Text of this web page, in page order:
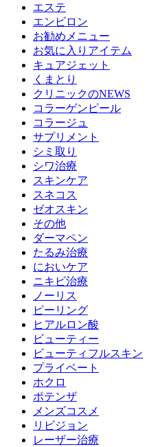
エステ
エンビロン
お勧めメニュー
お気に入りアイテム
キュアジェット
くまとり
クリニックのNEWS
コラーゲンピール
コラージュ
サプリメント
シミ取り
シワ治療
スキンケア
スネコス
ゼオスキン
その他
ダーマペン
たるみ治療
においケア
ニキビ治療
ノーリス
ピーリング
ヒアルロン酸
ビューティー
ビューティフルスキン
プライベート
ホクロ
ポテンザ
メンズコスメ
リビジョン
レーザー治療